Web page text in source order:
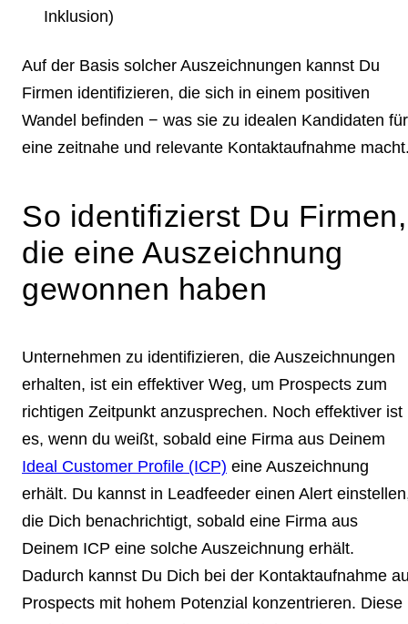
Inklusion)
Auf der Basis solcher Auszeichnungen kannst Du
Firmen identifizieren, die sich in einem positiven
Wandel befinden − was sie zu idealen Kandidaten für
eine zeitnahe und relevante Kontaktaufnahme
So identifizierst Du Firmen,
die eine Auszeichnung
gewonnen haben
Unternehmen zu identifizieren, die Auszeichnungen
erhalten, ist ein effektiver Weg, um Prospects zum
richtigen Zeitpunkt anzusprechen. Noch effektiver ist
es, wenn du weißt, sobald eine Firma aus Deinem
Ideal Customer Profile (ICP) eine Auszeichnung
erhält. Du kannst in Leadfeeder einen Alert
die Dich benachrichtigt, sobald eine Firma aus
Deinem ICP eine solche Auszeichnung erhält.
Dadurch kannst Du Dich bei der Kontaktaufnahme
Prospects mit hohem Potenzial konzentrieren. Diese